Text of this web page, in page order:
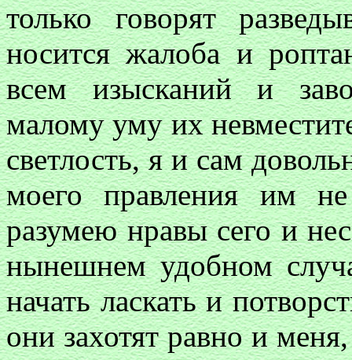
только говорят
носится жалоба и
всем изысканий и
малому уму их
светлость, я и сам
моего правления им
разумею нравы сего и
нынешнем удобном
начать ласкать и
они захотят равно и